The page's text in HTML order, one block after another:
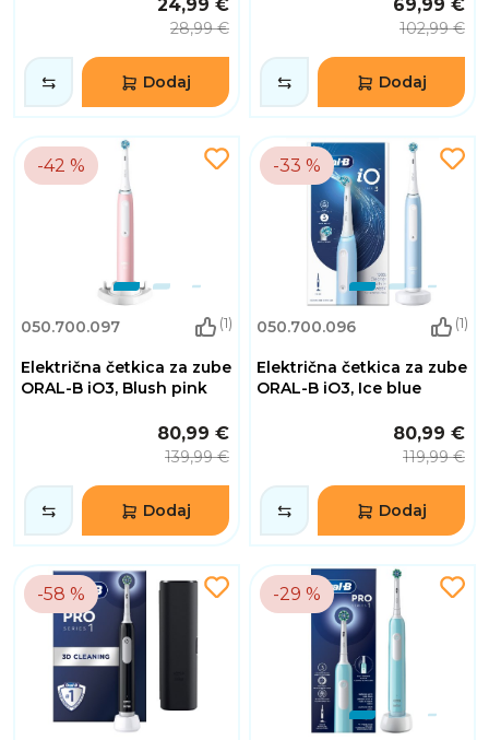
24,99 €
28,99 €
Dodaj
69,99 €
102,99 €
Dodaj
-42 %
050.700.097 (1)
Električna četkica za zube
ORAL-B iO3, Blush pink
80,99 €
139,99 €
Dodaj
-33 %
050.700.096 (1)
Električna četkica za zube
ORAL-B iO3, Ice blue
80,99 €
119,99 €
Dodaj
-58 % -29 %